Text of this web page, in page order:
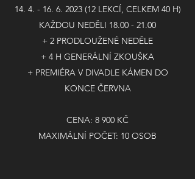
14. 4. - 16. 6. 2023 (12LEKCÍ, CELKEM 40 H)
KAŽDOU NEDĚLI 18.00 - 21.00
+ 2 PRODLOUŽENÉ NEDĚLE
+ 4 H GENERÁLNÍ ZKOUŠKA
+ PREMIÉRA V DIVADLE KÁMEN DO
KONCE ČERVNA
CENA: 8 900 KČ
MAXIMÁLNÍ POČET: 10 OSOB